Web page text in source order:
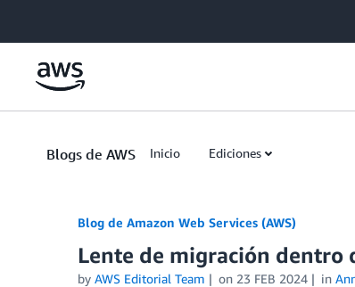
Blogs de AWS Inicio Ediciones
Blog de Amazon Web Services (AWS)
Lente de migración dentro
by AWS Editorial Team on 23 FEB 2024 in